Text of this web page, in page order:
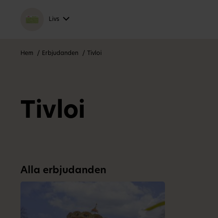
Livs
Hem Erbjudanden Tivloi
Tivloi
Alla erbjudanden